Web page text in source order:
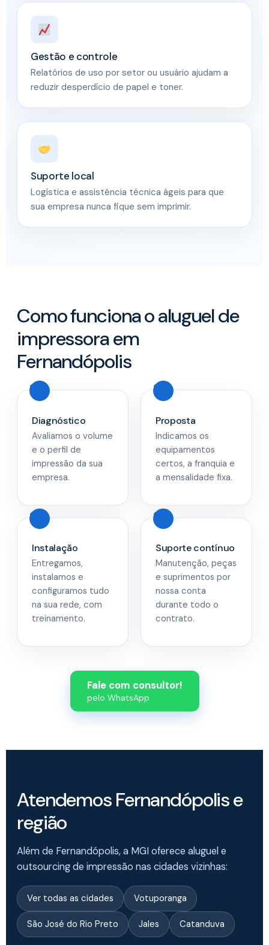
Gestão e controle
Relatórios de uso por setor ou usuário ajudam a
reduzir desperdício de papel e toner.
Suporte local
Logística e assistência técnica ágeis para que
sua empresa nunca fique sem imprimir.
Como funciona o aluguel de
impressora em
Fernandópolis
Diagnóstico
Avaliamos o volume
e o perfil de
impressão da sua
empresa.
Proposta
Indicamos os
equipamentos
certos, a franquia e
a mensalidade fixa.
Instalação
Entregamos,
instalamos e
configuramos tudo
na sua rede, com
treinamento.
Suporte contínuo
Manutenção, peças
e suprimentos por
nossa conta
durante todo o
contrato.
Fale com consultor!
pelo WhatsApp
Atendemos Fernandópolis e
região
Além de Fernandópolis, a MGI oferece aluguel e
outsourcing de impressão nas cidades vizinhas:
Ver todas as cidades Votuporanga
São José do Rio Preto Jales Catanduva